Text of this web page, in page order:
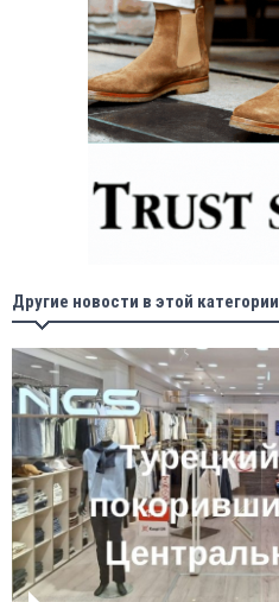
Другие новости в этой категории